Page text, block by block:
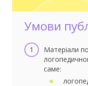
Умови
Матеріали
саме: